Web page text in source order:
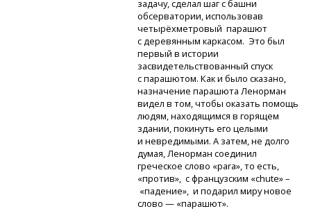
задачу, сделал шаг с башни
обсерватории, использовав
четырёхметровый парашют
с деревянным каркасом. Это был
первый в истории
засвидетельствованный спуск
с парашютом. Как и было сказано,
назначение парашюта Ленорман
видел в том, чтобы оказать помощь
людям, находящимся в горящем
здании, покинуть его целыми
и невредимыми. А затем, не долго
думая, Ленорман соединил
греческое слово «para», то есть,
«против», с французским «chute» –
«падение», и подарил миру новое
слово — «парашют».